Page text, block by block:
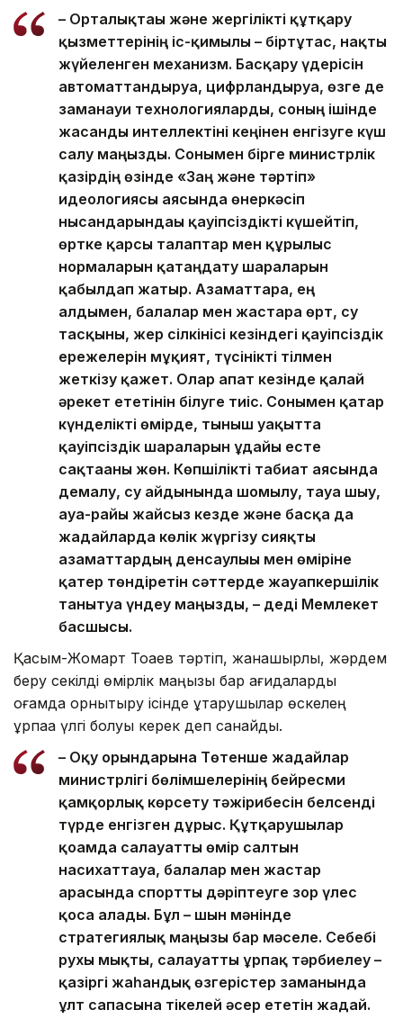
– Орталықтағы және жергілікті құтқару
қызметтерінің іс-қимылы – біртұтас, нақты
жүйеленген механизм. Басқару үдерісін
автоматтандыруға, цифрландыруға, өзге де
заманауи технологияларды, соның ішінде
жасанды интеллектіні кеңінен енгізуге күш
салу маңызды. Сонымен бірге министрлік
қазірдің өзінде «Заң және тәртіп»
идеологиясы аясында өнеркәсіп
нысандарындағы қауіпсіздікті күшейтіп,
өртке қарсы талаптар мен құрылыс
нормаларын қатаңдату шараларын
қабылдап жатыр. Азаматтарға, ең
алдымен, балалар мен жастарға өрт, су
тасқыны, жер сілкінісі кезіндегі қауіпсіздік
ережелерін мұқият, түсінікті тілмен
жеткізу қажет. Олар апат кезінде қалай
әрекет ететінін білуге тиіс. Сонымен қатар
күнделікті өмірде, тыныш уақытта
қауіпсіздік шараларын ұдайы есте
сақтағаны жөн. Көпшілікті табиғат аясында
демалу, су айдынында шомылу, тауға шығу,
ауа-райы жайсыз кезде және басқа да
жағдайларда көлік жүргізу сияқты
азаматтардың денсаулығы мен өміріне
қатер төндіретін сәттерде жауапкершілік
танытуға үндеу маңызды, – деді Мемлекет
басшысы.
Қасым-Жомарт Тоқаев тәртіп, жанашырлық, жәрдем
беру секілді өмірлік маңызы бар қағидаларды
қоғамда орнықтыру ісінде құтқарушылар өскелең
ұрпаққа үлгі болуы керек деп санайды.
– Оқу орындарына Төтенше жағдайлар
министрлігі бөлімшелерінің бейресми
қамқорлық көрсету тәжірибесін белсенді
түрде енгізген дұрыс. Құтқарушылар
қоғамда салауатты өмір салтын
насихаттауға, балалар мен жастар
арасында спортты дәріптеуге зор үлес
қоса алады. Бұл – шын мәнінде
стратегиялық маңызы бар мәселе. Себебі
рухы мықты, салауатты ұрпақ тәрбиелеу –
қазіргі жаһандық өзгерістер заманында
ұлт сапасына тікелей әсер ететін жағдай.